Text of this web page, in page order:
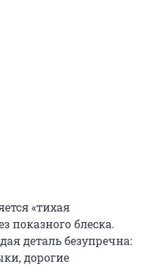
«тихая
показного блеска.
деталь безупречна:
дорогие